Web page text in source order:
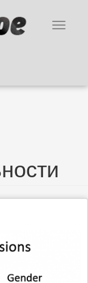
Toggle